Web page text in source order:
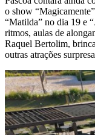
o show
“Matilda” no dia 19 e
ritmos, aulas de
Raquel Bertolim,
outras atrações